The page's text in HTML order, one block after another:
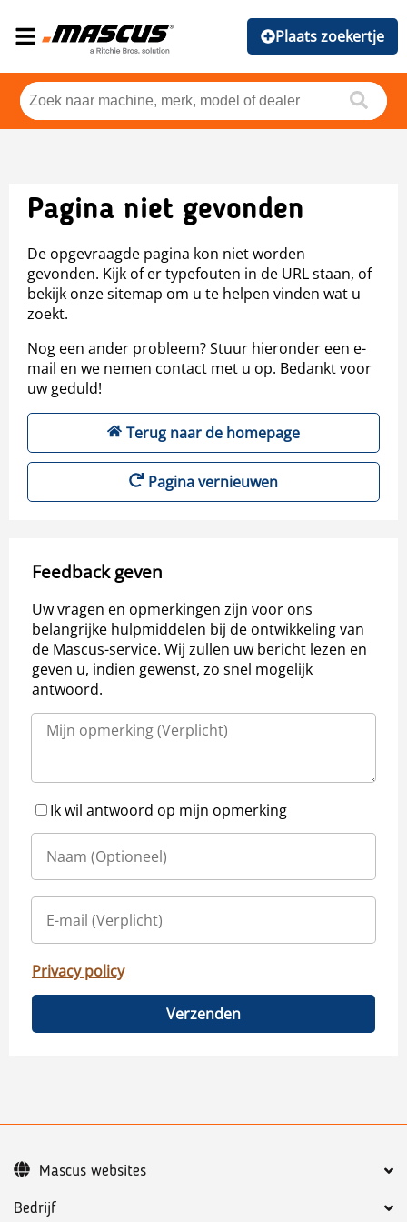
Plaats zoekertje
Pagina niet gevonden
De opgevraagde pagina kon niet worden
gevonden. Kijk of er typefouten in de URL staan, of
bekijk onze sitemap om u te helpen vinden wat u
zoekt.
Nog een ander probleem? Stuur hieronder een e-
mail en we nemen contact met u op. Bedankt voor
uw geduld!
Terug naar de homepage
Pagina vernieuwen
Feedback geven
Uw vragen en opmerkingen zijn voor ons
belangrijke hulpmiddelen bij de ontwikkeling van
de Mascus-service. Wij zullen uw bericht lezen en
geven u, indien gewenst, zo snel mogelijk
antwoord.
Ik wil antwoord op mijn opmerking
Privacy policy
Verzenden
Bedrijf
Mascus websites